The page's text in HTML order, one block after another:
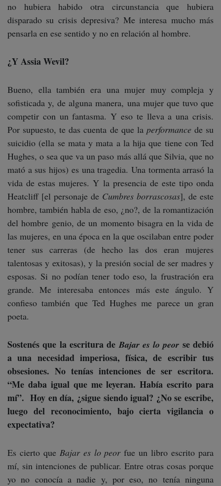
no hubiera habido otra circunstancia que hubiera
disparado su crisis depresiva? Me interesa mucho más
pensarla en ese sentido y no en relación al hombre.
¿Y Assia Wevil?
Bueno, ella también era una mujer muy compleja y
sofisticada y, de alguna manera, una mujer que tuvo que
competir con un fantasma. Y eso te lleva a una crisis.
Por supuesto, te das cuenta de que la performancede su
suicidio (ella se mata y mata a la hija que tiene con Ted
Hughes, o sea que va un paso más allá que Silvia, que no
mató a sus hijos) es una tragedia. Una tormenta arrasó la
vida de estas mujeres. Y la presencia de este tipo onda
Heatcliff [el personaje de Cumbres borrascosas], de este
hombre, también habla de eso, ¿no?, de la romantización
del hombre genio, de un momento bisagra en la vida de
las mujeres, en una época en la que oscilaban entre poder
tener sus carreras (de hecho las dos eran mujeres
talentosas y exitosas), y la presión social de ser madres y
esposas. Si no podían tener todo eso, la frustración era
grande. Me interesaba entonces más este ángulo. Y
confieso también que Ted Hughes me parece un gran
poeta.
Sostenés que la escritura deBajar es lo peor se debió
a una necesidad imperiosa, física, de escribir tus
obsesiones. No tenías intenciones de ser escritora.
“Me daba igual que me leyeran. Había escrito para
mí”. Hoy en día, ¿sigue siendo igual? ¿No se escribe,
luego del reconocimiento, bajo cierta vigilancia o
expectativa?
Es cierto que Bajar es lo peorfue un libro escrito para
mí, sin intenciones de publicar. Entre otras cosas porque
yo no conocía a nadie y, por eso, no tenía ninguna